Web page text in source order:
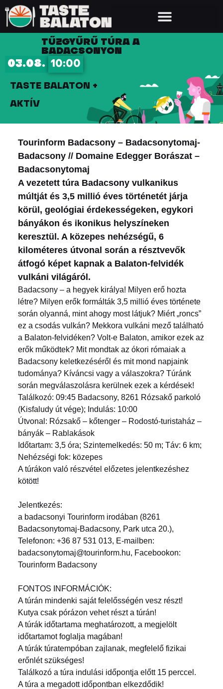
TŰZGYŰRŰ TÚRA A
BADACSONYON
03.08. 10:00
TASTE BALATON +
AKTÍV
Tourinform Badacsony – Badacsonytomaj-
Badacsony // Domaine Edegger Borászat –
Badacsonytomaj
A vezetett túra Badacsony vulkanikus
múltját és 3,5 millió éves történetét járja
körül, geológiai érdekességeken, egykori
bányákon és ikonikus helyszíneken
keresztül. A közepes nehézségű, 6
kilométeres útvonal során a résztvevők
átfogó képet kapnak a Balaton-felvidék
vulkáni világáról.
Badacsony – a hegyek királya! Milyen erő hozta
létre? Milyen erők formálták 3,5 millió éves története
során olyanná, mint ahogy most látjuk? Miért „roncs”
ez a csodás vulkán? Mekkora vulkáni mező található
a Balaton-felvidéken? Volt-e Balaton, amikor ezek az
erők működtek? Mit mondtak az ókori rómaiak a
Badacsony keletkezéséről és mit mond napjaink
tudománya? Kíváncsi vagy a válaszokra? Túránk
során megválaszolásra kerülnek ezek a kérdések!
Találkozó: 09:45 Badacsony, 8261 Rózsakő parkoló
(Kisfaludy út vége); Indulás: 10:00
Útvonal: Rózsakő – kőtenger – Rodostó-turistaház –
bányák – Rablakások
Időtartam: 3,5 óra; Szintemelkedés: 50 m; Táv: 6 km;
Nehézségi fok: közepes
A túrákon való részvétel előzetes jelentkezéshez
kötött!
Jelentkezés:
a badacsonyi Tourinform irodában (8261
Badacsonytomaj-Badacsony, Park utca 20.),
Telefonon: +36 87 531 013, E-mailben:
badacsonytomaj@tourinform.hu, Facebookon:
Tourinform Badacsony
FONTOS INFORMÁCIÓK:
A túrán mindenki saját felelősségén vesz részt!
Kutya csak pórázon vehet részt a túrán!
A túrák időtartama meghatározott, a megjelölt
időtartamot foglalja magában!
A túrák túratempóban zajlanak, megfelelő fizikai
erőnlét szükséges!
Találkozó a túra indulási időpontja előtt 15 perccel.
A túra a megadott időpontban elkezdődik!